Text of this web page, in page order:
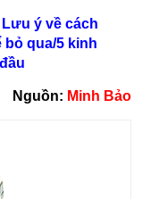
Lưu ý về cách
bỏ qua/5 kinh
Nguồn: Minh Bảo